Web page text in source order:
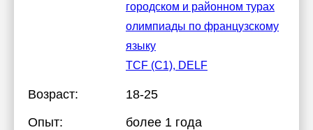
городском и районном турах
олимпиады по французскому
языку
TCF (C1), DELF
Возраст:
18-25
Опыт:
более 1 года